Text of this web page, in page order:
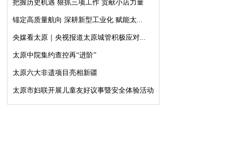
把握历史机遇 狠抓三项工作 贡献小店力量
锚定高质量航向 深耕新型工业化 赋能太...
央媒看太原｜央视报道太原城管积极应对...
太原中院集约查控再“进阶”
太原六大非遗项目亮相新疆
太原市妇联开展儿童友好议事暨安全体验活动